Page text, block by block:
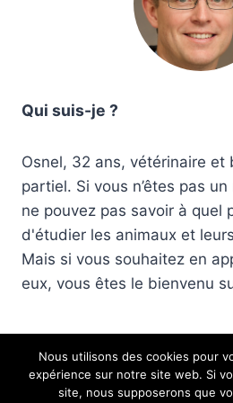
Qui suis-je ?
Osnel, 32 ans, vétérinaire et
partiel. Si vous n’êtes pas
ne pouvez pas savoir à quel
d'étudier les animaux et
Mais si vous souhaitez en
eux, vous êtes le bienvenu
© 2026 Corfu7 Club
Nous utilisons des cookies pour
expérience sur notre site web. Si
site, nous supposerons que